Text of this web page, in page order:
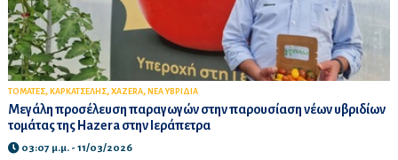
ΤΟΜΑΤΕΣ, ΚΑΡΚΑΤΣΕΛΗΣ, XAZERA, ΝΕΑ ΥΒΡΙΔΙΑ
Μεγάλη προσέλευση παραγωγών στην παρουσίαση νέων υβριδίων
τομάτας της Hazera στην Ιεράπετρα
03:07 μ.μ. - 11/03/2026